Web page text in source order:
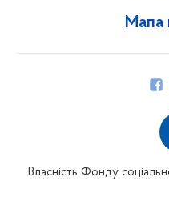
Мапа
Власність Фонду